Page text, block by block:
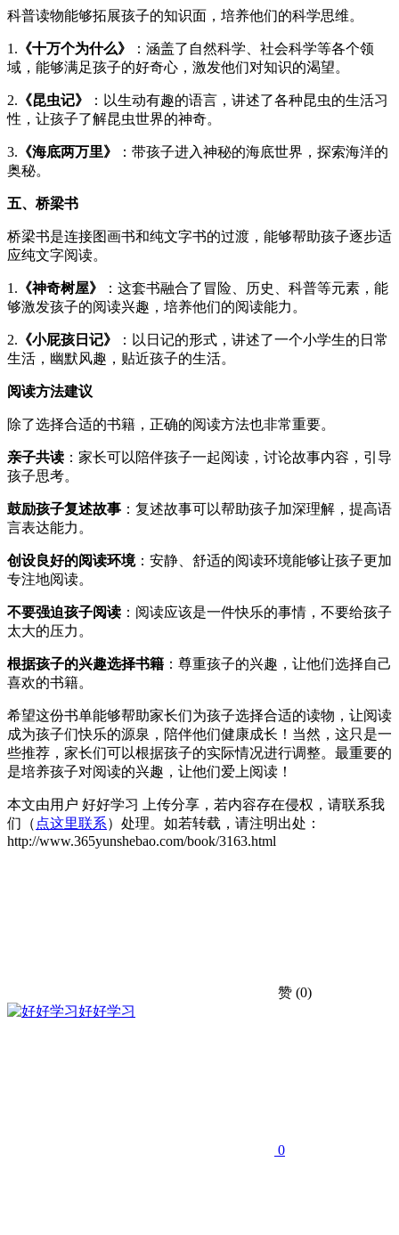
科普读物能够拓展孩子的知识面，培养他们的科学思维。
1. 《十万个为什么》
：涵盖了自然科学、社会科学等各个领
域，能够满足孩子的好奇心，激发他们对知识的渴望。
2. 《昆虫记》
：以生动有趣的语言，讲述了各种昆虫的生活习
性，让孩子了解昆虫世界的神奇。
3. 《海底两万里》
：带孩子进入神秘的海底世界，探索海洋的
奥秘。
五、桥梁书
桥梁书是连接图画书和纯文字书的过渡，能够帮助孩子逐步适
应纯文字阅读。
1. 《神奇树屋》
：这套书融合了冒险、历史、科普等元素，能
够激发孩子的阅读兴趣，培养他们的阅读能力。
2. 《小屁孩日记》
：以日记的形式，讲述了一个小学生的日常
生活，幽默风趣，贴近孩子的生活。
阅读方法建议
除了选择合适的书籍，正确的阅读方法也非常重要。
亲子共读 ：家长可以陪伴孩子一起阅读，讨论故事内容，引导
孩子思考。
鼓励孩子复述故事 ：复述故事可以帮助孩子加深理解，提高语
言表达能力。
创设良好的阅读环境：安静、舒适的阅读环境能够让孩子更加
专注地阅读。
不要强迫孩子阅读 ：阅读应该是一件快乐的事情，不要给孩子
太大的压力。
根据孩子的兴趣选择书籍 ：尊重孩子的兴趣，让他们选择自己
喜欢的书籍。
希望这份书单能够帮助家长们为孩子选择合适的读物，让阅读
成为孩子们快乐的源泉，陪伴他们健康成长！当然，这只是一
些推荐，家长们可以根据孩子的实际情况进行调整。最重要的
是培养孩子对阅读的兴趣，让他们爱上阅读！
本文由用户 好好学习 上传分享，若内容存在侵权，请联系我
们（ 点这里联系）处理。如若转载，请注明出处：
http://www.365yunshebao.com/book/3163.html
赞 (0)
好好学习
0